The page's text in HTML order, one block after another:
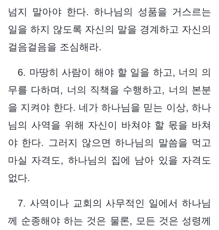
넘지 말아야 한다. 하나님의 성품을 거스르는
일을 하지 않도록 자신의 말을 경계하고 자신의
걸음걸음을 조심해라.
6. 마땅히 사람이 해야 할 일을 하고, 너의 의
무를 다하며, 너의 직책을 수행하고, 너의 본분
을 지켜야 한다. 네가 하나님을 믿는 이상, 하나
님의 사역을 위해 자신이 바쳐야 할 몫을 바쳐
야 한다. 그러지 않으면 하나님의 말씀을 먹고
마실 자격도, 하나님의 집에 남아 있을 자격도
없다.
7. 사역이나 교회의 사무적인 일에서 하나님
께 순종해야 하는 것은 물론, 모든 것은 성령께